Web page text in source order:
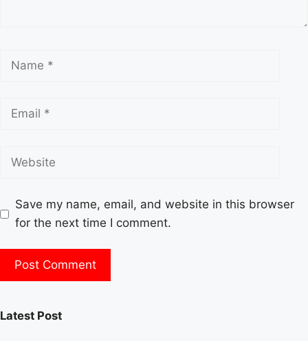
Save my name, email, and website in this browser
for the next time I comment.
Latest Post